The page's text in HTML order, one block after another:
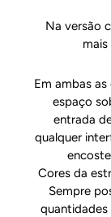
Na versão
Em ambas
espaço
entrada
qualquer
Cores da
Sempre
quantidades